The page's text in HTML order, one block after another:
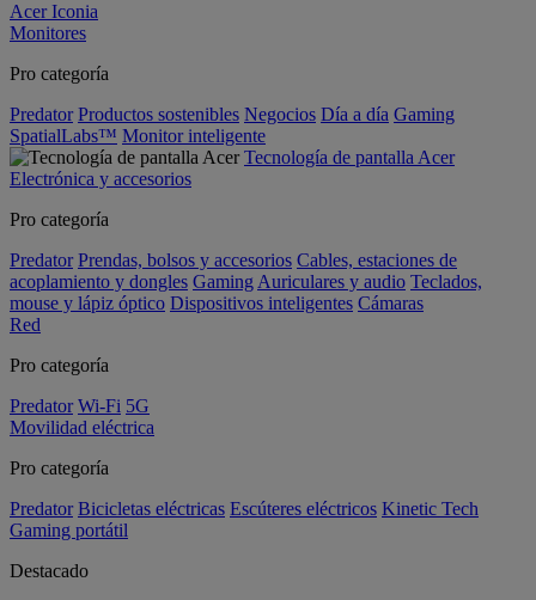
Acer Iconia
Monitores
Pro categoría
Predator Productos sostenibles Negocios Día a día Gaming
SpatialLabs™ Monitor inteligente
Tecnología de pantalla Acer
Electrónica y accesorios
Pro categoría
Predator Prendas, bolsos y accesorios Cables, estaciones de
acoplamiento y dongles Gaming Auriculares y audio Teclados,
mouse y lápiz óptico Dispositivos inteligentes Cámaras
Red
Pro categoría
Predator Wi-Fi 5G
Movilidad eléctrica
Pro categoría
Predator Bicicletas eléctricas Escúteres eléctricos Kinetic Tech
Gaming portátil
Destacado